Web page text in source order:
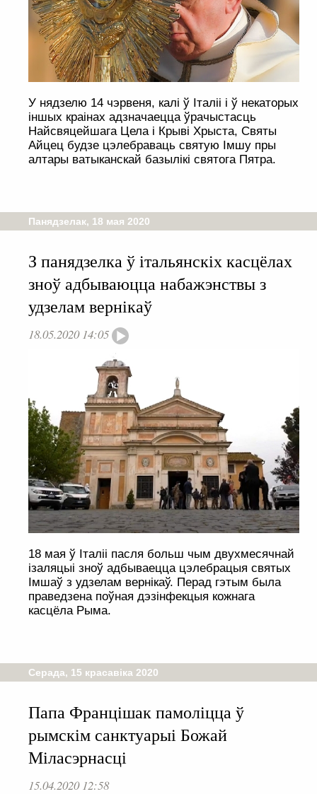
У нядзелю 14 чэрвеня, калі ў Італіі і ў некаторых
іншых краінах адзначаецца ўрачыстасць
Найсвяцейшага Цела і Крыві Хрыста, Святы
Айцец будзе цэлебраваць святую Імшу пры
алтары ватыканскай базылікі святога Пятра.
Панядзелак, 18 мая 2020
З панядзелка ў італьянскіх касцёлах
зноў адбываюцца набажэнствы з
удзелам вернікаў
18.05.2020 14:05
18 мая ў Італіі пасля больш чым двухмесячнай
ізаляцыі зноў адбываецца цэлебрацыя святых
Імшаў з удзелам вернікаў. Перад гэтым была
праведзена поўная дэзінфекцыя кожнага
касцёла Рыма.
Серада, 15 красавіка 2020
Папа Францішак памоліцца ў
рымскім санктуарыі Божай
Міласэрнасці
15.04.2020 12:58